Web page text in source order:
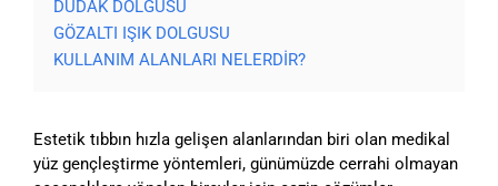
DUDAK DOLGUSU
GÖZALTI IŞIK DOLGUSU
KULLANIM ALANLARI NELERDİR?
Estetik tıbbın hızla gelişen alanlarından biri olan medikal
yüz gençleştirme yöntemleri, günümüzde cerrahi olmayan